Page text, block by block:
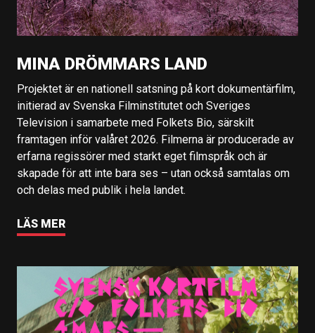
MINA DRÖMMARS LAND
Projektet är en nationell satsning på kort dokumentärfilm,
initierad av Svenska Filminstitutet och Sveriges
Television i samarbete med Folkets Bio, särskilt
framtagen inför valåret 2026. Filmerna är producerade av
erfarna regissörer med starkt eget filmspråk och är
skapade för att inte bara ses – utan också samtalas om
och delas med publik i hela landet.
LÄS MER